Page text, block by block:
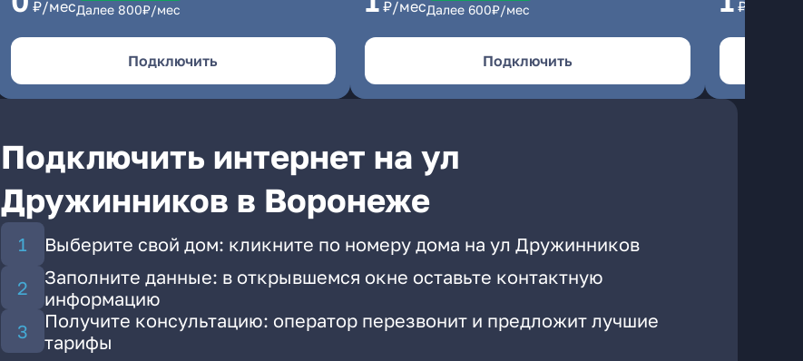
₽/месДалее 800₽/мес
Подключить
₽/месДалее 600₽/мес
Подключить
₽/мес
Подключить интернет на ул
Дружинников в Воронеже
Выберите свой дом: кликните по номеру дома на ул Дружинников
Заполните данные: в открывшемся окне оставьте контактную
информацию
Получите консультацию: оператор перезвонит и предложит лучшие
тарифы